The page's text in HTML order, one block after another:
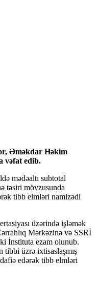
Əməkdar Həkim
vəfat edib.
mədəaltı subtotal
təsiri mövzusunda
tibb elmləri namizədi
üzərində işləmək
Mərkəzinə və SSRİ
İnstituta ezam olunub.
tibbi üzrə ixtisaslaşmış
edərək tibb elmləri